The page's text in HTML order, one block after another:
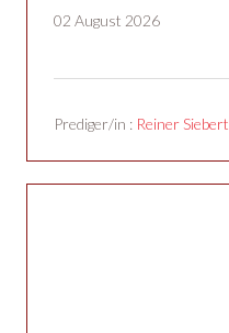
02 August 2026
Prediger/in : Reiner Siebert